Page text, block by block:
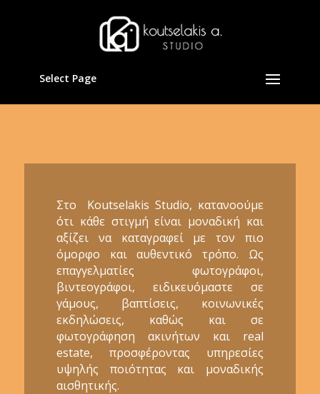
Select Page
Στο Koutselakis Studio, κατανοούμε
ότι κάθε στιγμή είναι μοναδική και
αξίζει να καταγραφεί με τον πιο
όμορφο και αυθεντικό τρόπο. Ως
επαγγελματίες φωτογράφοι,
βιντεογράφοι, ειδικευόμαστε σε
γάμους, βαπτίσεις, κοινωνικές
εκδηλώσεις, καθώς και σε
φωτογράφηση ακινήτων και real
estate, προσφέροντας υπηρεσίες
υψηλής ποιότητας και μοναδικής
αισθητικής.